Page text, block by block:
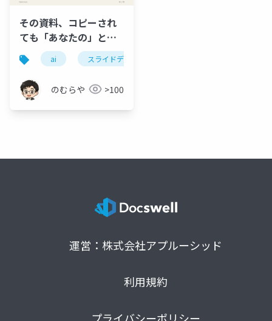
その資料、コピーされ
ても「あなたの」と分
かるか — 教材204本に
転載対策を焼き込んだ
話
ai スライドデザイン
のむらや >100
運営：株式会社アプルーシッド
利用規約
プライバシーポリシー